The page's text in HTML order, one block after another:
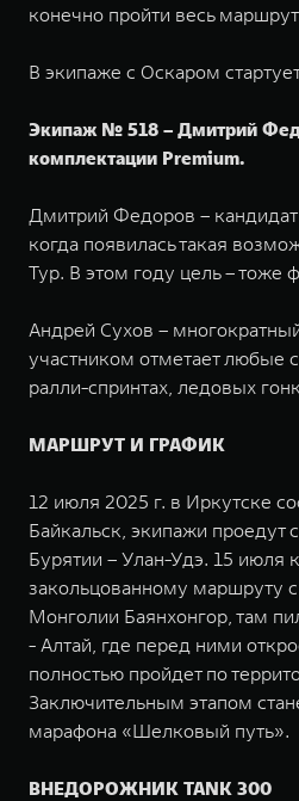
конечно пройти весь
В экипаже с Оскаром
Экипаж № 518 – Дмитрий
комплектации Premium.
Дмитрий Федоров – кандидат
когда появилась такая
Тур. В этом году цель – тоже
Андрей Сухов –
участником отметает любые
ралли-спринтах, ледовых
МАРШРУТ И ГРАФИК
12 июля 2025 г. в Иркутске
Байкальск, экипажи проедут
Бурятии – Улан-Удэ. 15 июля
закольцованному маршруту
Монголии Баянхонгор, там
- Алтай, где перед ними
полностью пройдет по
Заключительным этапом
марафона «Шелковый путь».
ВНЕДОРОЖНИК TANK 300